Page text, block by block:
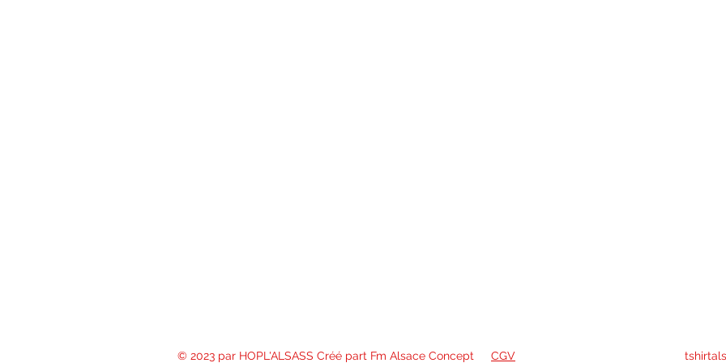
© 2023 par HOPL'ALSASS Créé part Fm Alsace Concept CGV